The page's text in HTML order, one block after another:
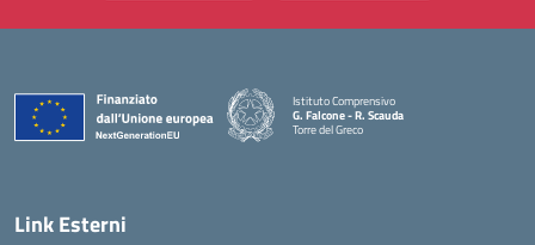
Istituto Comprensivo
G. Falcone - R. Scauda
Torre del Greco
Link Esterni